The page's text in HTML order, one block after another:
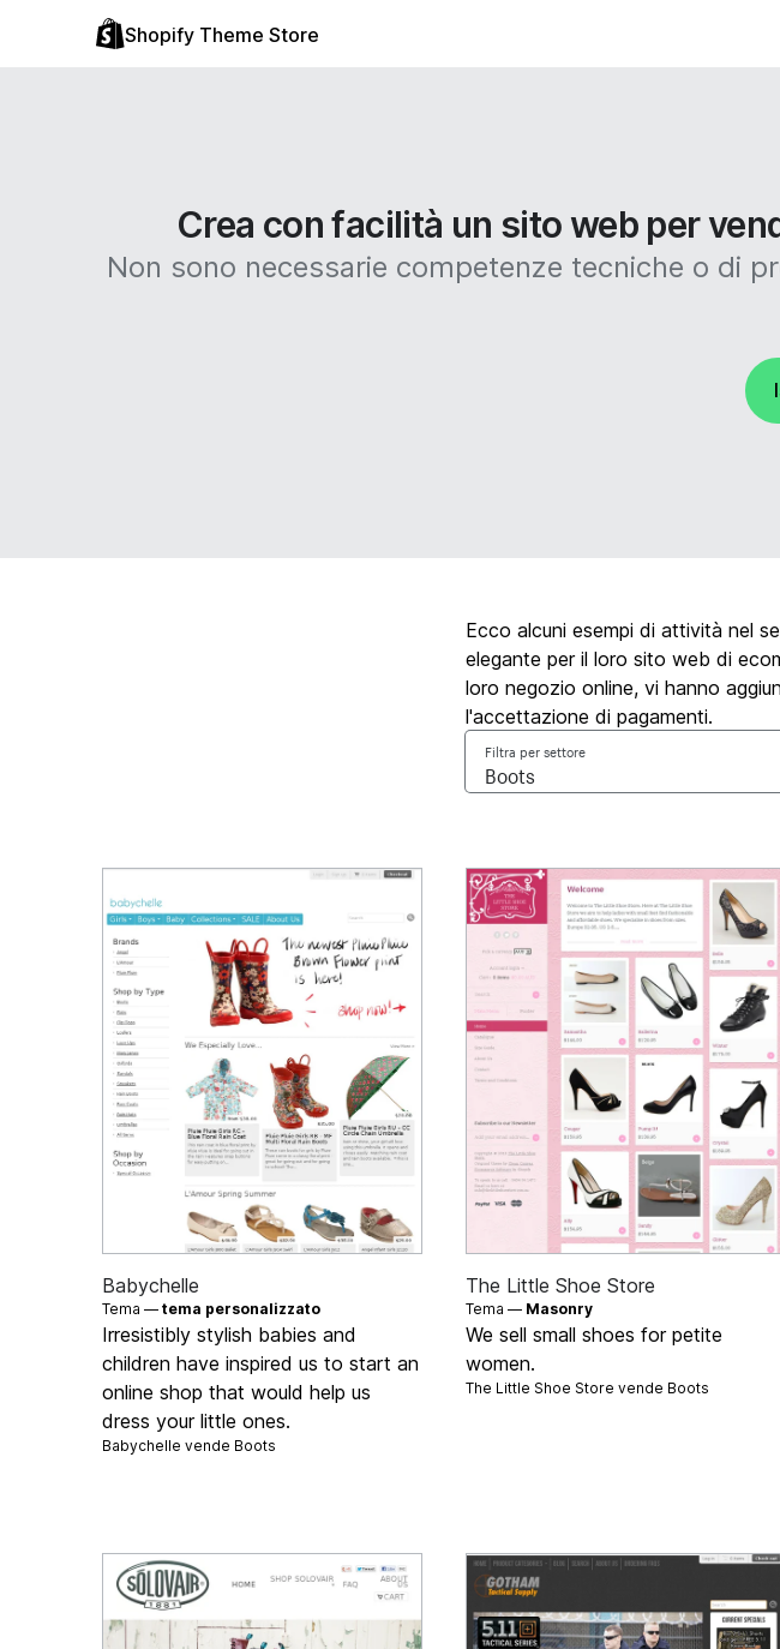
Shopify Theme Store
Crea con facilità un sito web per
Non sono necessarie competenze tecniche o di
Ecco alcuni esempi di attività nel
elegante per il loro sito web di
loro negozio online, vi hanno
l'accettazione di pagamenti.
Filtra per settore
Babychelle
Tema —tema personalizzato
Irresistibly stylish babies and
children have inspired us to start an
online shop that would help us
dress your little ones.
Babychelle vende Boots
The Little Shoe Store
Tema — Masonry
We sell small shoes for petite
women.
The Little Shoe Store vende Boots